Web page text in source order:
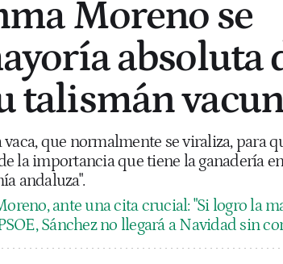
Moreno se
absoluta
talismán
que normalmente se viraliza, para
la importancia que tiene la ganadería
andaluza".
ante una cita crucial: "Si logro la
Sánchez no llegará a Navidad sin